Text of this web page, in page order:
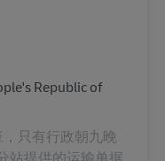
Republic of
，只有行政朝九晚